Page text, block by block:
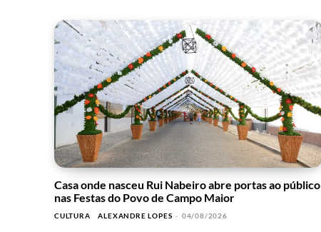
Casa onde nasceu Rui Nabeiro abre portas ao público
nas Festas do Povo de Campo Maior
CULTURA ALEXANDRE LOPES - 04/08/2026